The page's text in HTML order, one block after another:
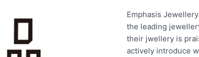
Emphasis
the leading
their jwellery is
actively introduce